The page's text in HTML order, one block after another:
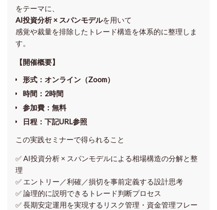
をテーマに、
AI投資分析 × スパンモデルを用いて
感覚や裁量を排除したトレード構造を体系的に整理しま
す。
【開催概要】
形式：オンライン（Zoom）
時間：2時間
参加費：無料
日程：下記URL参照
この実践セミナーで得られること
✅ AI投資分析 × スパンモデルによる相場構造の分解と整
理
✅ エントリー／利確／損切を事前定義する設計思考
✅ 論理的に説明できるトレード判断プロセス
✅ 長期安定運用を実現するリスク管理・資金管理フレー